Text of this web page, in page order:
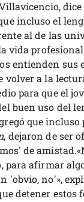
dice
incluso el
al de las
vida
entienden sus
volver a la
para que el
buen uso del
que incluso
, dejaron de ser
de
para afirmar
'obvio, no'»,
detener estos